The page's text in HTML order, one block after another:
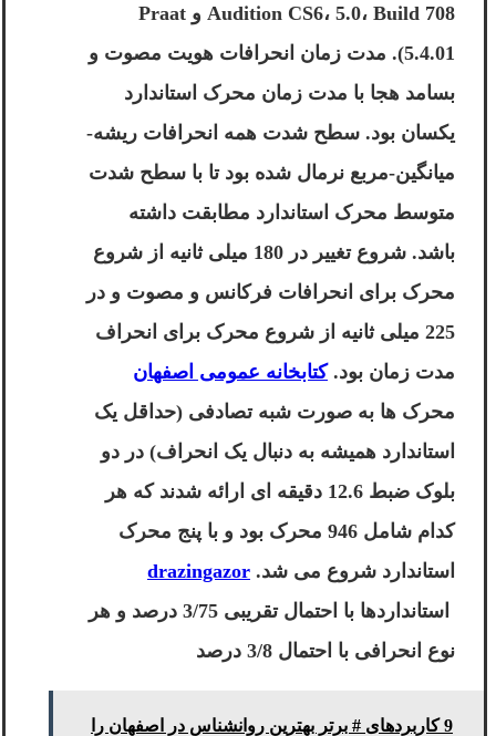
Audition CS6، 5.0، Build 708 و Praat
5.4.01). مدت زمان انحرافات هویت مصوت و
بسامد هجا با مدت زمان محرک استاندارد
یکسان بود. سطح شدت همه انحرافات ریشه-
میانگین-مربع نرمال شده بود تا با سطح شدت
متوسط ​​محرک استاندارد مطابقت داشته
باشد. شروع تغییر در 180 میلی ثانیه از شروع
محرک برای انحرافات فرکانس و مصوت و در
225 میلی ثانیه از شروع محرک برای انحراف
مدت زمان بود.کتابخانه عمومی اصفهان
محرک ها به صورت شبه تصادفی (حداقل یک
استاندارد همیشه به دنبال یک انحراف) در دو
بلوک ضبط 12.6 دقیقه ای ارائه شدند که هر
کدام شامل 946 محرک بود و با پنج محرک
استاندارد شروع می شد. drazingazor
استانداردها با احتمال تقریبی 3/75 درصد و هر
نوع انحرافی با احتمال 3/8 درصد
9 کاربردهای # برتر بهترین روانشناس در اصفهان را